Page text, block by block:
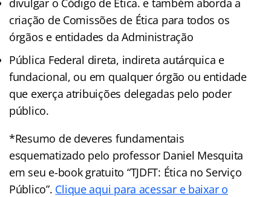
criação de Comissões de Ética para todos os
órgãos e entidades da Administração
Pública Federal direta, indireta autárquica e
fundacional, ou em qualquer órgão ou entidade
que exerça atribuições delegadas pelo poder
público.
*Resumo de deveres fundamentais
esquematizado pelo professor Daniel Mesquita
em seu e-book gratuito “TJDFT: Ética no Serviço
Público”. Clique aqui para acessar e baixar o